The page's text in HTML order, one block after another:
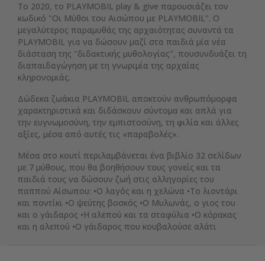
Το 2020, το PLAYMOBIL play & give παρουσιάζει τον
κωδικό "Οι Μύθοι του Αισώπου με PLAYMOBIL". Ο
μεγαλύτερος παραμυθάς της αρχαιότητας συναντά τα
PLAYMOBIL για να δώσουν μαζί στα παιδιά μία νέα
διάσταση της "διδακτικής μυθολογίας", πουσυνδυάζει τη
διαπαιδαγώγηση με τη γνωριμία της αρχαίας
κληρονομιάς.
Δώδεκα ζωάκια PLAYMOBIL αποκτούν ανθρωπόμορφα
χαρακτηριστικά και διδάσκουν σύντομα και απλά για
την ευγνωμοσύνη, την εμπιστοσύνη, τη φιλία και άλλες
αξίες, μέσα από αυτές τις «παραβολές».
Μέσα στο κουτί περιλαμβάνεται ένα βιβλίο 32 σελίδων
με 7 μύθους, που θα βοηθήσουν τους γονείς και τα
παιδιά τους να δώσουν ζωή στις αλληγορίες του
παππού Αίσωπου: •Ο λαγός και η χελώνα •Το λιοντάρι
και ποντίκι •Ο ψεύτης βοσκός •Ο Μυλωνάς, ο γιος του
και ο γάιδαρος •Η αλεπού και τα σταφύλια •Ο κόρακας
και η αλεπού •Ο γάιδαρος που κουβαλούσε αλάτι